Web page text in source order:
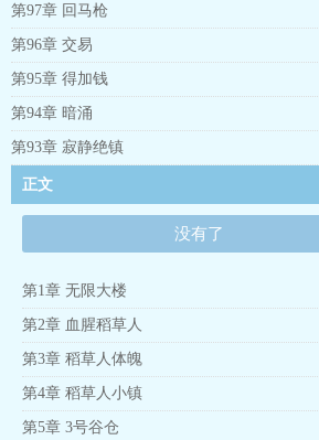
第97章 回马枪
第96章 交易
第95章 得加钱
第94章 暗涌
第93章 寂静绝镇
正文
没有了
第1章 无限大楼
第2章 血腥稻草人
第3章 稻草人体魄
第4章 稻草人小镇
第5章 3号谷仓